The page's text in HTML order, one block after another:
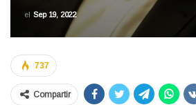
el Sep 19, 2022
737
Compartir